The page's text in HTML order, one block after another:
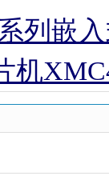
列嵌
机